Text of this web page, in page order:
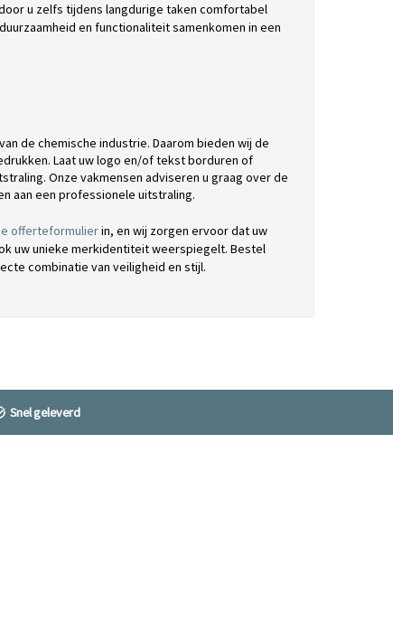
u zelfs tijdens langdurige taken comfortabel
en functionaliteit samenkomen in een
de chemische industrie. Daarom bieden wij de
Laat uw logo en/of tekst borduren of
Onze vakmensen adviseren u graag over de
aan een professionele uitstraling.
offerteformulierin, en wij zorgen ervoor dat uw
uw unieke merkidentiteit weerspiegelt. Bestel
combinatie van veiligheid en stijl.
Snel geleverd